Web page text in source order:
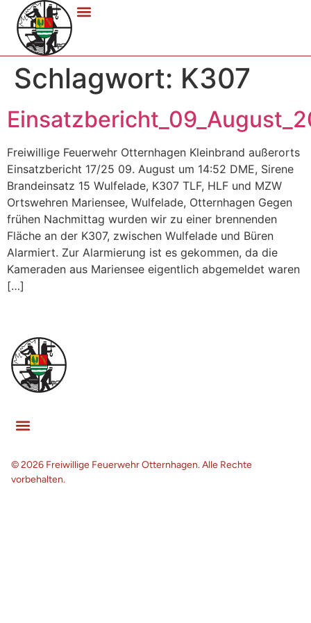
Schlagwort: K307
Freiwillige Feuerwehr Otternhagen Kleinbrand außerorts
Einsatzbericht 17/25 09. August um 14:52 DME, Sirene
Brandeinsatz 15 Wulfelade, K307 TLF, HLF und MZW
Ortswehren Mariensee, Wulfelade, Otternhagen Gegen
frühen Nachmittag wurden wir zu einer brennenden
Fläche an der K307, zwischen Wulfelade und Büren
Alarmiert. Zur Alarmierung ist es gekommen, da die
Kameraden aus Mariensee eigentlich abgemeldet waren
[…]
© 2026 Freiwillige Feuerwehr Otternhagen. Alle Rechte
vorbehalten.